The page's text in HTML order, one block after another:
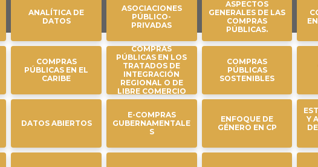
ANALÍTICA DE
DATOS
ASOCIACIONES
PÚBLICO-
PRIVADAS
ASPECTOS
GENERALES DE LAS
COMPRAS
PÚBLICAS.
COMPRAS
PÚBLICAS EN EL
CARIBE
COMPRAS
PÚBLICAS EN LOS
TRATADOS DE
INTEGRACIÓN
REGIONAL O DE
LIBRE COMERCIO
COMPRAS
PÚBLICAS
SOSTENIBLES
DATOS ABIERTOS
E-COMPRAS
GUBERNAMENTALE
S
ENFOQUE DE
GÉNERO EN CP
Y